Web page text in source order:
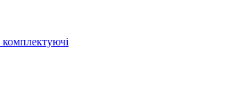
комплектуючі